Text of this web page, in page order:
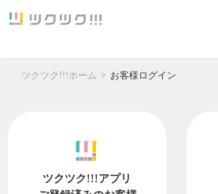
ツクツク!!!ホーム お客様ログイン
ツクツク!!!アプリ